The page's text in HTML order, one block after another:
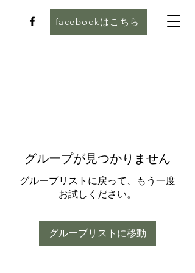
facebookはこちら
グループが見つかりません
グループリストに戻って、もう一度
お試しください。
グループリストに移動